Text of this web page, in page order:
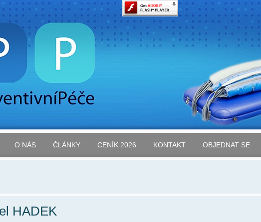
O NÁS ČLÁNKY CENÍK 2026 KONTAKT OBJEDNAT SE
HADEK